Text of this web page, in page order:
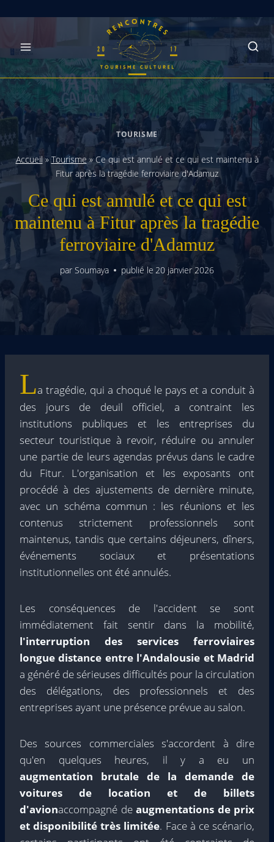
content
TOURISME
Accueil » Tourisme»Ce qui est annulé et ce qui est maintenu à
Fitur après la tragédie ferroviaire d'Adamuz
Ce qui est annulé et ce qui est
maintenu à Fitur après la tragédie
ferroviaire d'Adamuz
par Soumaya publié le 20 janvier 2026
La tragédie, qui a choqué le pays et a conduit à
des jours de deuil officiel, a contraint les
institutions publiques et les entreprises du
secteur touristique à revoir, réduire ou annuler
une partie de leurs agendas prévus dans le cadre
du Fitur. L'organisation et les exposants ont
procédé à des ajustements de dernière minute,
avec un schéma commun : les réunions et les
contenus strictement professionnels sont
maintenus, tandis que certains déjeuners, dîners,
événements sociaux et présentations
institutionnelles ont été annulés.
Les conséquences de l'accident se sont
immédiatement fait sentir dans la mobilité,
l'interruption des services ferroviaires
longue distance entre l'Andalousie et Madrid
a généré de sérieuses difficultés pour la circulation
des délégations, des professionnels et des
entreprises ayant une présence prévue au salon.
Des sources commerciales s'accordent à dire
qu'en quelques heures, il y a eu un
augmentation brutale de la demande de
voitures de location et de billets
d'avionaccompagné de augmentations de prix
et disponibilité très limitée. Face à ce scénario,